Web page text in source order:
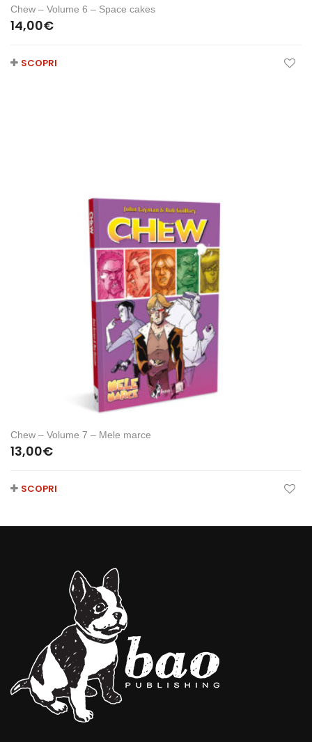
Chew – Volume 6 – Space cakes
14,00€
SCOPRI
Chew – Volume 7 – Mele marce
13,00€
SCOPRI